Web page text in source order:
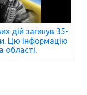
дій загинув 35-
Цю інформацію
області.